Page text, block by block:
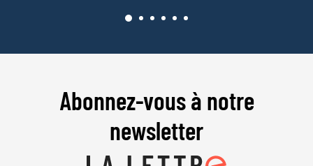
Abonnez-vous à notre
newsletter